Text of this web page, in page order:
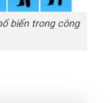
biến trong công